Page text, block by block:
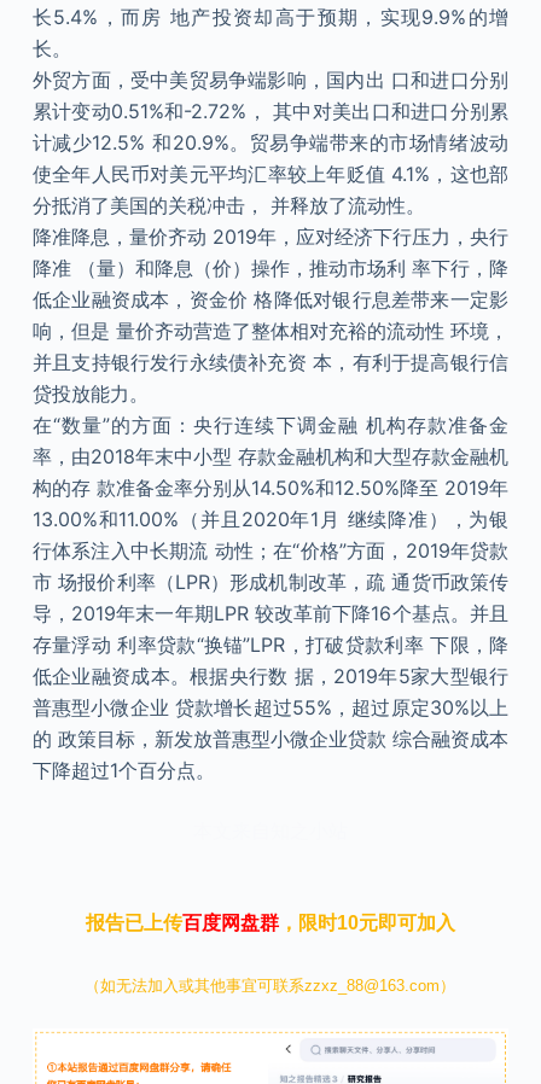
长5.4%，而房 地产投资却高于预期，实现9.9%的增
长。
外贸方面，受中美贸易争端影响，国内出 口和进口分别
累计变动0.51%和-2.72%， 其中对美出口和进口分别累
计减少12.5% 和20.9%。贸易争端带来的市场情绪波动
使全年人民币对美元平均汇率较上年贬值 4.1%，这也部
分抵消了美国的关税冲击， 并释放了流动性。
降准降息，量价齐动 2019年，应对经济下行压力，央行
降准 （量）和降息（价）操作，推动市场利 率下行，降
低企业融资成本，资金价 格降低对银行息差带来一定影
响，但是 量价齐动营造了整体相对充裕的流动性 环境，
并且支持银行发行永续债补充资 本，有利于提高银行信
贷投放能力。
在“数量”的方面：央行连续下调金融 机构存款准备金
率，由2018年末中小型 存款金融机构和大型存款金融机
构的存 款准备金率分别从14.50%和12.50%降至 2019年
13.00%和11.00%（并且2020年1月 继续降准），为银
行体系注入中长期流 动性；在“价格”方面，2019年贷款
市 场报价利率（LPR）形成机制改革，疏 通货币政策传
导，2019年末一年期LPR 较改革前下降16个基点。并且
存量浮动 利率贷款“换锚”LPR，打破贷款利率 下限，降
低企业融资成本。根据央行数 据，2019年5家大型银行
普惠型小微企业 贷款增长超过55%，超过原定30%以上
的 政策目标，新发放普惠型小微企业贷款 综合融资成本
下降超过1个百分点。
报告已上传百度网盘群，限时10元即可加入
（如无法加入或其他事宜可联系zzxz_88@163.com）